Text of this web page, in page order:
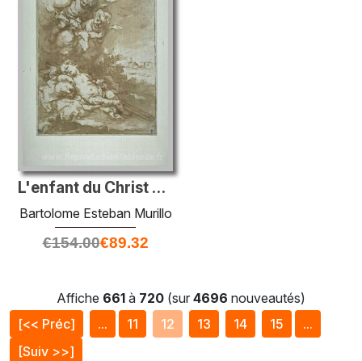
L'enfant du Christ endormi sur la croix
Bartolome Esteban Murillo
€154.00€89.32
Affiche 661 à 720 (sur 4696 nouveautés)
[<< Préc]
... 11 12 13 14 15
...
[Suiv >>]